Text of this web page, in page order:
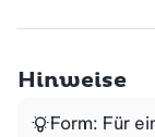
Hinweise
Form: Für